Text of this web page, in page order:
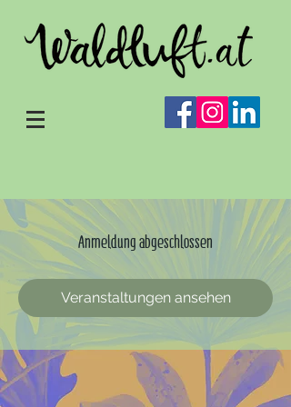
Anmeldung abgeschlossen
Veranstaltungen ansehen